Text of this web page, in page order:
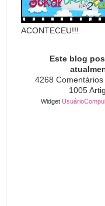
ACONTECEU!!!
Este blog
4268 Comentários
1005
Widget